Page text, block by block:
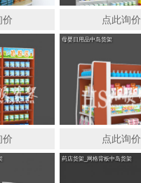
价 点此询价
价
母婴日用品中岛货架
点此询价
药店货架_网格背板中岛货架